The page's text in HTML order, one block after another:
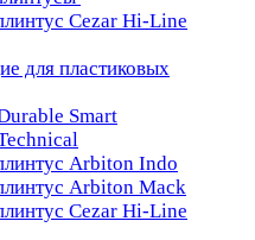
Cezar Hi-Line
для пластиковых
Smart
Arbiton Indo
Arbiton Mack
Cezar Hi-Line